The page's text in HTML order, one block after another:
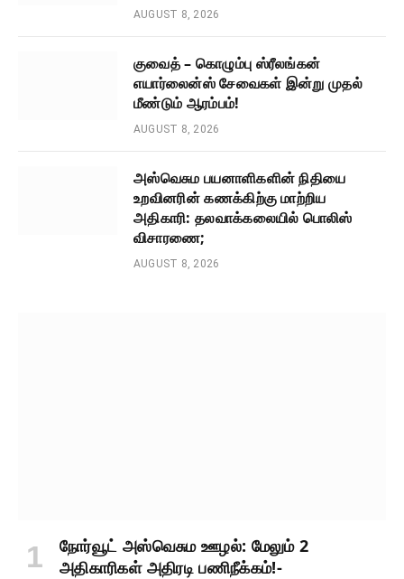
AUGUST 8, 2026
குவைத் – கொழும்பு ஸ்ரீலங்கன்
எயார்லைன்ஸ் சேவைகள் இன்று முதல்
மீண்டும் ஆரம்பம்!
AUGUST 8, 2026
அஸ்வெசும பயனாளிகளின் நிதியை
உறவினரின் கணக்கிற்கு மாற்றிய
அதிகாரி: தலவாக்கலையில் பொலிஸ்
விசாரணை;
AUGUST 8, 2026
நோர்வூட் அஸ்வெசும ஊழல்: மேலும் 2
அதிகாரிகள் அதிரடி பணிநீக்கம்!-